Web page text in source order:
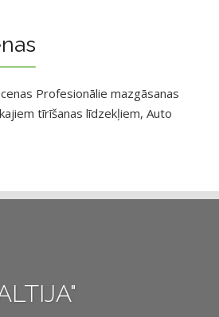
Profesionālie mazgāsanas
tīrīšanas līdzekļiem, Auto